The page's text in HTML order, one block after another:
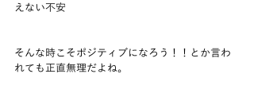
えない不安
そんな時こそポジティブになろう！！とか言わ
れても正直無理だよね。